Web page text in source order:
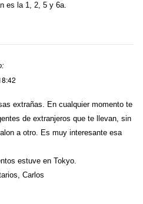
es la 1, 2, 5 y 6a.
extrañas. En cualquier momento te
de extranjeros que te llevan, sin
a otro. Es muy interesante esa
estuve en Tokyo.
Carlos